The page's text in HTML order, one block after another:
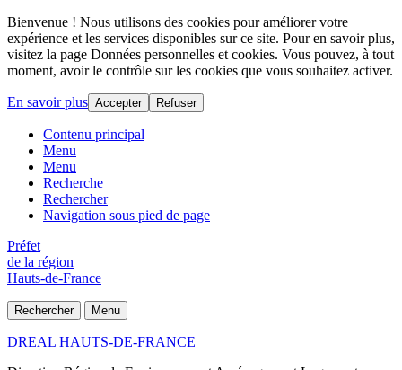
Bienvenue ! Nous utilisons des cookies pour améliorer votre
expérience et les services disponibles sur ce site. Pour en savoir plus,
visitez la page Données personnelles et cookies. Vous pouvez, à tout
moment, avoir le contrôle sur les cookies que vous souhaitez activer.
En savoir plus Accepter Refuser
Contenu principal
Menu
Menu
Recherche
Rechercher
Navigation sous pied de page
Préfet
de la région
Hauts-de-France
Rechercher Menu
DREAL HAUTS-DE-FRANCE